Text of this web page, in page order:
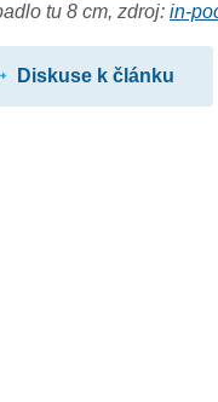
tu 8 cm, zdroj:in-
Diskuse k článku